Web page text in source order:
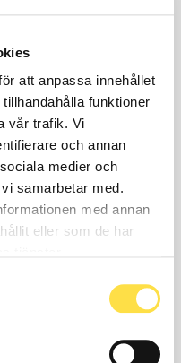
att anpassa innehållet
funktioner
vår trafik. Vi
och annan
medier och
samarbetar med.
med annan
eller som de har